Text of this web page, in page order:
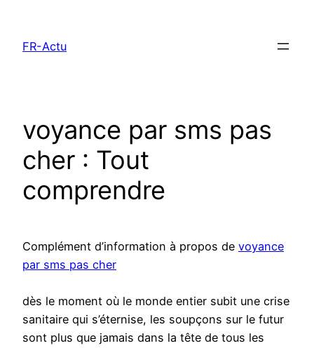
contenu
FR-Actu
voyance par sms pas
cher : Tout
comprendre
Complément d’information à propos de voyance
par sms pas cher
dès le moment où le monde entier subit une crise
sanitaire qui s’éternise, les soupçons sur le futur
sont plus que jamais dans la tête de tous les